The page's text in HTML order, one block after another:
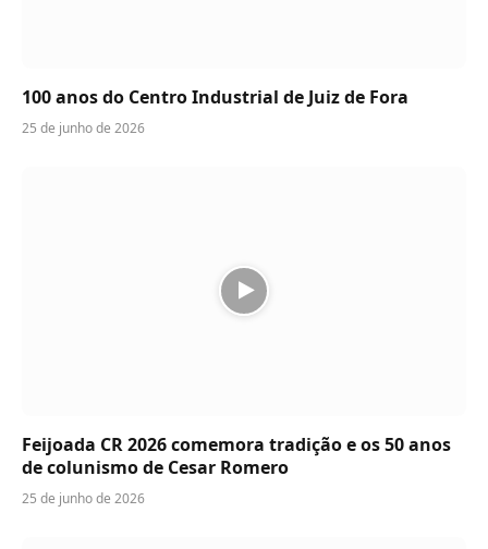
100 anos do Centro Industrial de Juiz de Fora
25 de junho de 2026
Feijoada CR 2026 comemora tradição e os 50 anos
de colunismo de Cesar Romero
25 de junho de 2026